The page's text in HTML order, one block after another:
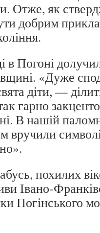
Отже, як
добрим
в Погоні
«Дуже
діти, —
гарно
В нашій
вручили
похилих
Івано-
Погінського